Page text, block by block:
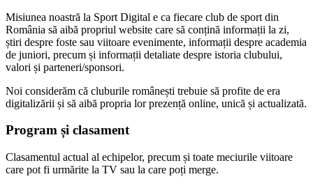
Misiunea noastră la Sport Digital e ca fiecare club de sport din
România să aibă propriul website care să conțină informații la zi,
știri despre foste sau viitoare evenimente, informații despre academia
de juniori, precum și informații detaliate despre istoria clubului,
valori și parteneri/sponsori.
Noi considerăm că cluburile românești trebuie să profite de era
digitalizării și să aibă propria lor prezență online, unică și actualizată.
Program și clasament
Clasamentul actual al echipelor, precum și toate meciurile viitoare
care pot fi urmărite la TV sau la care poți merge.